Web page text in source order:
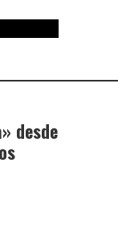
desde